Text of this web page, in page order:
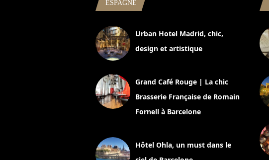
ESPAGNE
Urban Hotel Madrid, chic,
design et artistique
Grand Café Rouge | La chic
Brasserie Française de Romain
Fornell à Barcelone
Hôtel Ohla, un must dans le